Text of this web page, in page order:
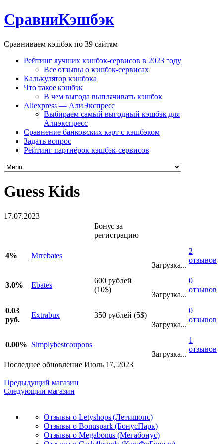
СравниКэшбэк
Сравниваем кэшбэк по 39 сайтам
Рейтинг лучших кэшбэк-сервисов в 2023 году
Все отзывы о кэшбэк-сервисах
Калькулятор кэшбэка
Что такое кэшбэк
В чем выгода выплачивать кэшбэк
Aliexpress — АлиЭкспресс
Выбираем самый выгодный кэшбэк для
Алиэкспресс
Сравнение банковских карт с кэшбэком
Задать вопрос
Рейтинг партнёрок кэшбэк-сервисов
Guess Kids
17.07.2023
Бонус за
регистрацию
4%
Mrrebates
Загрузка...
2
отзывов
3.0% Ebates
600 рублей
(10$)
Загрузка...
0
отзывов
0.03
руб.
Extrabux
350 рублей (5$)
Загрузка...
0
отзывов
0.00% Simplybestcoupons
Загрузка...
1
отзывов
Последнее обновление Июль 17, 2023
Предыдущий магазин
Следующий магазин
Отзывы о Letyshops (Летишопс)
Отзывы о Bonuspark (БонусПарк)
Отзывы о Megabonus (Мегабонус)